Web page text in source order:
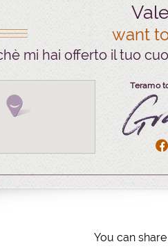
want
mi hai offerto il tuo
Teramo
You can